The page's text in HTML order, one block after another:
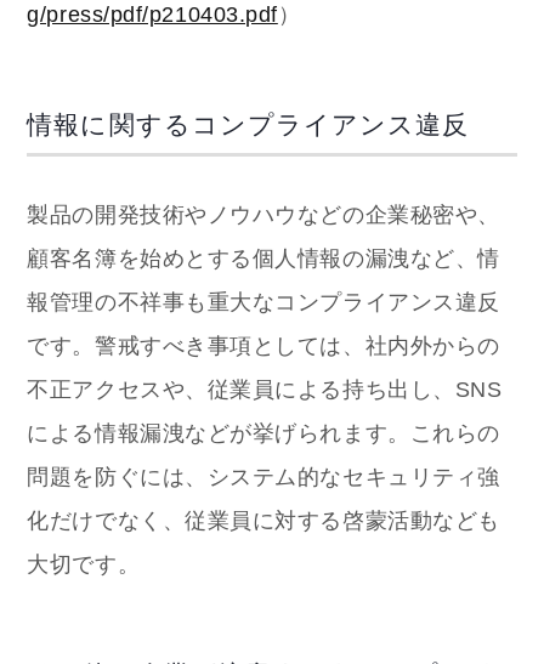
g/press/pdf/p210403.pdf ）
情報に関するコンプライアンス違反
製品の開発技術やノウハウなどの企業秘密や、
顧客名簿を始めとする個人情報の漏洩など、情
報管理の不祥事も重大なコンプライアンス違反
です。警戒すべき事項としては、社内外からの
不正アクセスや、従業員による持ち出し、SNS
による情報漏洩などが挙げられます。これらの
問題を防ぐには、システム的なセキュリティ強
化だけでなく、従業員に対する啓蒙活動なども
大切です。